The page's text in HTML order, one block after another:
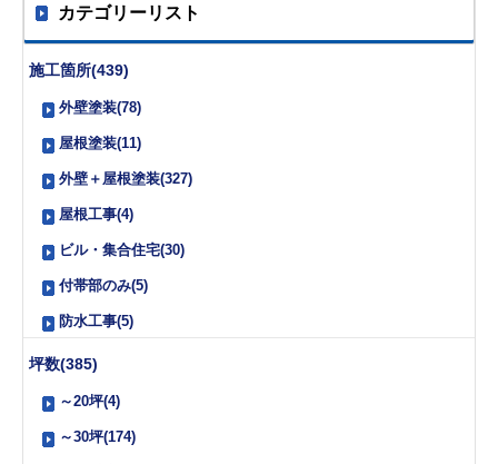
カテゴリーリスト
施工箇所(439)
外壁塗装(78)
屋根塗装(11)
外壁＋屋根塗装(327)
屋根工事(4)
ビル・集合住宅(30)
付帯部のみ(5)
防水工事(5)
坪数(385)
～20坪(4)
～30坪(174)